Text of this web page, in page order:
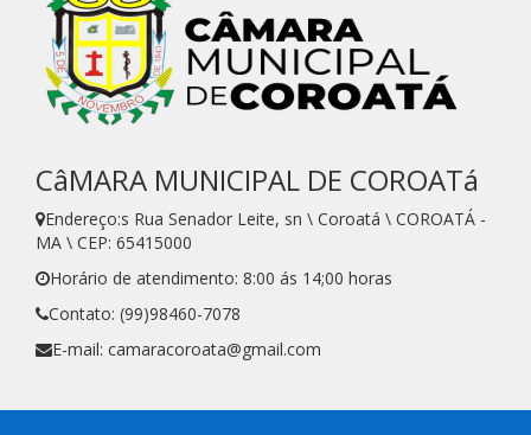
CâMARA MUNICIPAL DE COROATá
Endereço:s Rua Senador Leite, sn \ Coroatá \ COROATÁ -
MA \ CEP: 65415000
Horário de atendimento: 8:00 ás 14;00 horas
Contato: (99)98460-7078
E-mail: camaracoroata@gmail.com